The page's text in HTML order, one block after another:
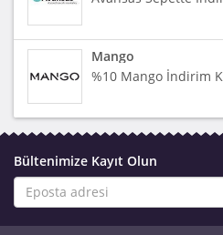
Mango
%10 Mango İndirim
Bültenimize Kayıt Olun